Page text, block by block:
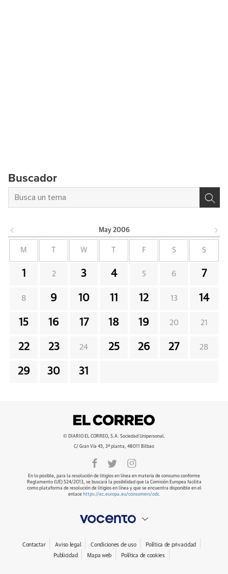
Buscador
May 2006
M W F S S
1 2 3 4 5 6 7
8 9 10 11 12 13 14
15 16 17 18 19 20 21
22 23 24 25 26 27 28
29 30 31
© DIARIO EL CORREO, S.A. Sociedad Unipersonal.
C/ Gran Vía 45, 3ª planta, 48011 Bilbao
En lo posible, para la resolución de litigios en línea en materia de consumo conforme
Reglamento (UE) 524/2013, se buscará la posibilidad que la Comisión Europea facilita
como plataforma de resolución de litigios en línea y que se encuentra disponible en el
enlace https://ec.europa.eu/consumers/odr.
Contactar Aviso legal Condiciones de uso
Política de privacidad
Publicidad
Mapa web Política de cookies